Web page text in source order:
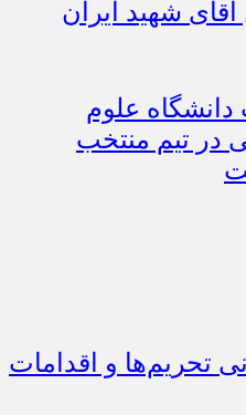
شهید ایران
علوم
در تیم منتخب
تحریم‌ها و اقدامات